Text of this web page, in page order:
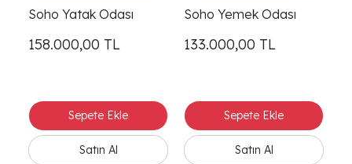
Soho Yatak Odası
158.000,00 TL
Soho Yemek Odası
133.000,00 TL